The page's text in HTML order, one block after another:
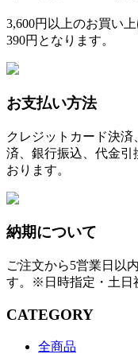
3,600円以上のお買い
390円となります。
お支払い方法
クレジットカード決済
済、銀行振込、代金引
おります。
納期について
ご注文から5営業日以
す。※日時指定・土日
CATEGORY
全商品